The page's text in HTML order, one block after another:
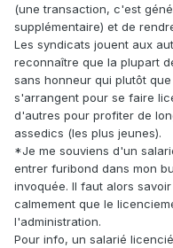
(une transaction, c'est
supplémentaire) et de
Les syndicats jouent aux
reconnaître que la plupart
sans honneur qui plutôt
s'arrangent pour se faire
d'autres pour profiter de
assedics (les plus jeunes).
*Je me souviens d'un
entrer furibond dans mon
invoquée. Il faut alors
calmement que le
l'administration.
Pour info, un salarié